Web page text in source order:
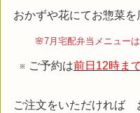
おかずや花にてお惣菜
🌸7月宅配弁当メニュー
※ ご予約は前日12時ま
ご注文をいただければ